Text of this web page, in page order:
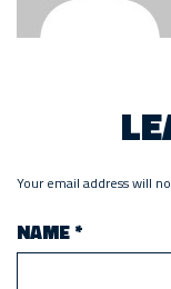
Your email address will
NAME*